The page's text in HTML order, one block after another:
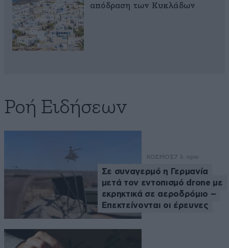
απόδραση των Κυκλάδων
Ροή Ειδήσεων
ΚΟΣΜΟΣ7 λ. πριν
Σε συναγερμό η Γερμανία
μετά τον εντοπισμό drone με
εκρηκτικά σε αεροδρόμιο –
Επεκτείνονται οι έρευνες